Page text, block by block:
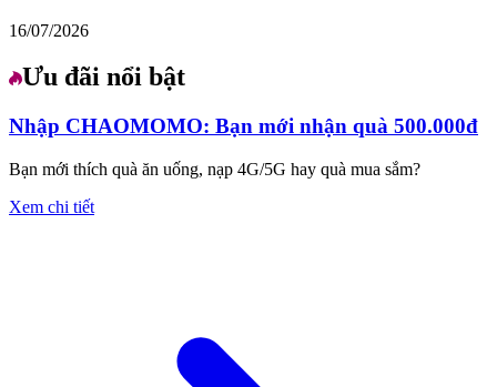
16/07/2026
Ưu đãi nổi bật
Nhập CHAOMOMO: Bạn mới nhận quà 500.000đ
Bạn mới thích quà ăn uống, nạp 4G/5G hay quà mua sắm?
Xem chi tiết